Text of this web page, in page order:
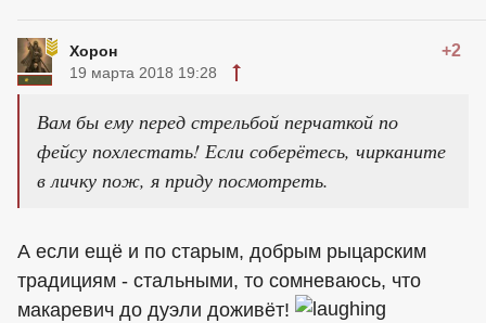
Хорон +2
19 марта 2018 19:28
Вам бы ему перед стрельбой перчаткой по
фейсу похлестать! Если соберётесь, чирканите
в личку пож, я приду посмотреть.
А если ещё и по старым, добрым рыцарским
традициям - стальными, то сомневаюсь, что
макаревич до дуэли доживёт!